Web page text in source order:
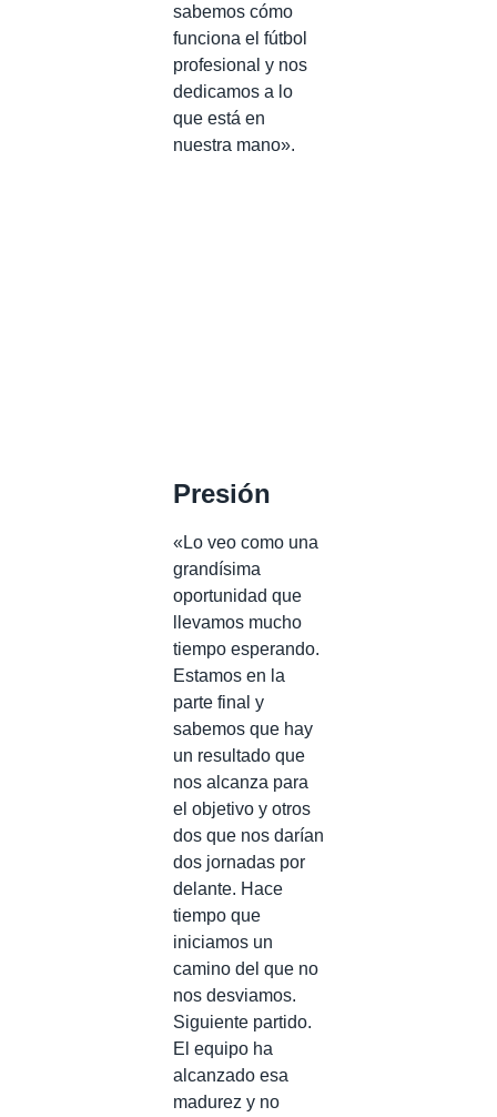
sabemos cómo
funciona el fútbol
profesional y nos
dedicamos a lo
que está en
nuestra mano».
Presión
«Lo veo como una
grandísima
oportunidad que
llevamos mucho
tiempo esperando.
Estamos en la
parte final y
sabemos que hay
un resultado que
nos alcanza para
el objetivo y otros
dos que nos darían
dos jornadas por
delante. Hace
tiempo que
iniciamos un
camino del que no
nos desviamos.
Siguiente partido.
El equipo ha
alcanzado esa
madurez y no